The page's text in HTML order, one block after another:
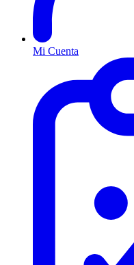
Mi Cuenta